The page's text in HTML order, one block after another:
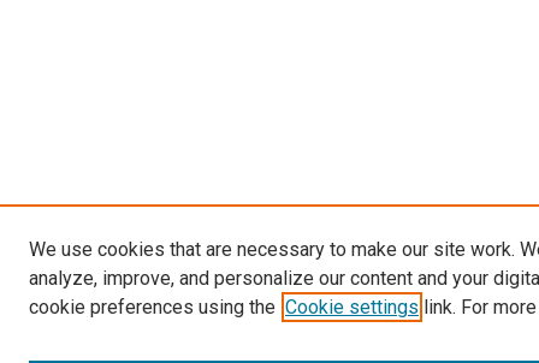
We use cookies that are necessary to make our site work.
analyze, improve, and personalize our content and your
cookie preferences using the Cookie settings link. For